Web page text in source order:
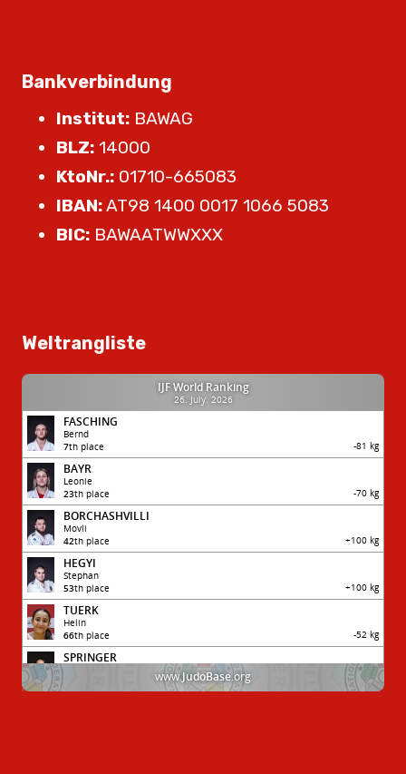
Bankverbindung
Institut: BAWAG
BLZ: 14000
KtoNr.: 01710-665083
IBAN:AT98 1400 0017 1066 5083
BIC: BAWAATWWXXX
Weltrangliste